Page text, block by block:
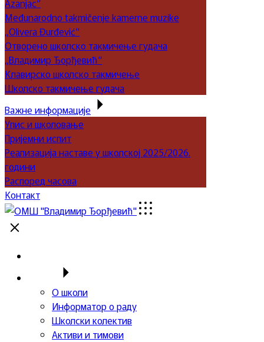
Azanjac“
Međunarodno takmičenje kamerne muzike
„Olivera Đurđević“
Отворено школско такмичење гудача
„Владимир Ђорђевић“
Клавирско школско такмичење
Школско такмичење гудача
Важне информације
Упис и школовање
Пријемни испит
Реализација наставе у школској 2025/2026.
години
Распоред часова
Контакт
О школи
Информатор о раду
Школски колектив
Активи и тимови